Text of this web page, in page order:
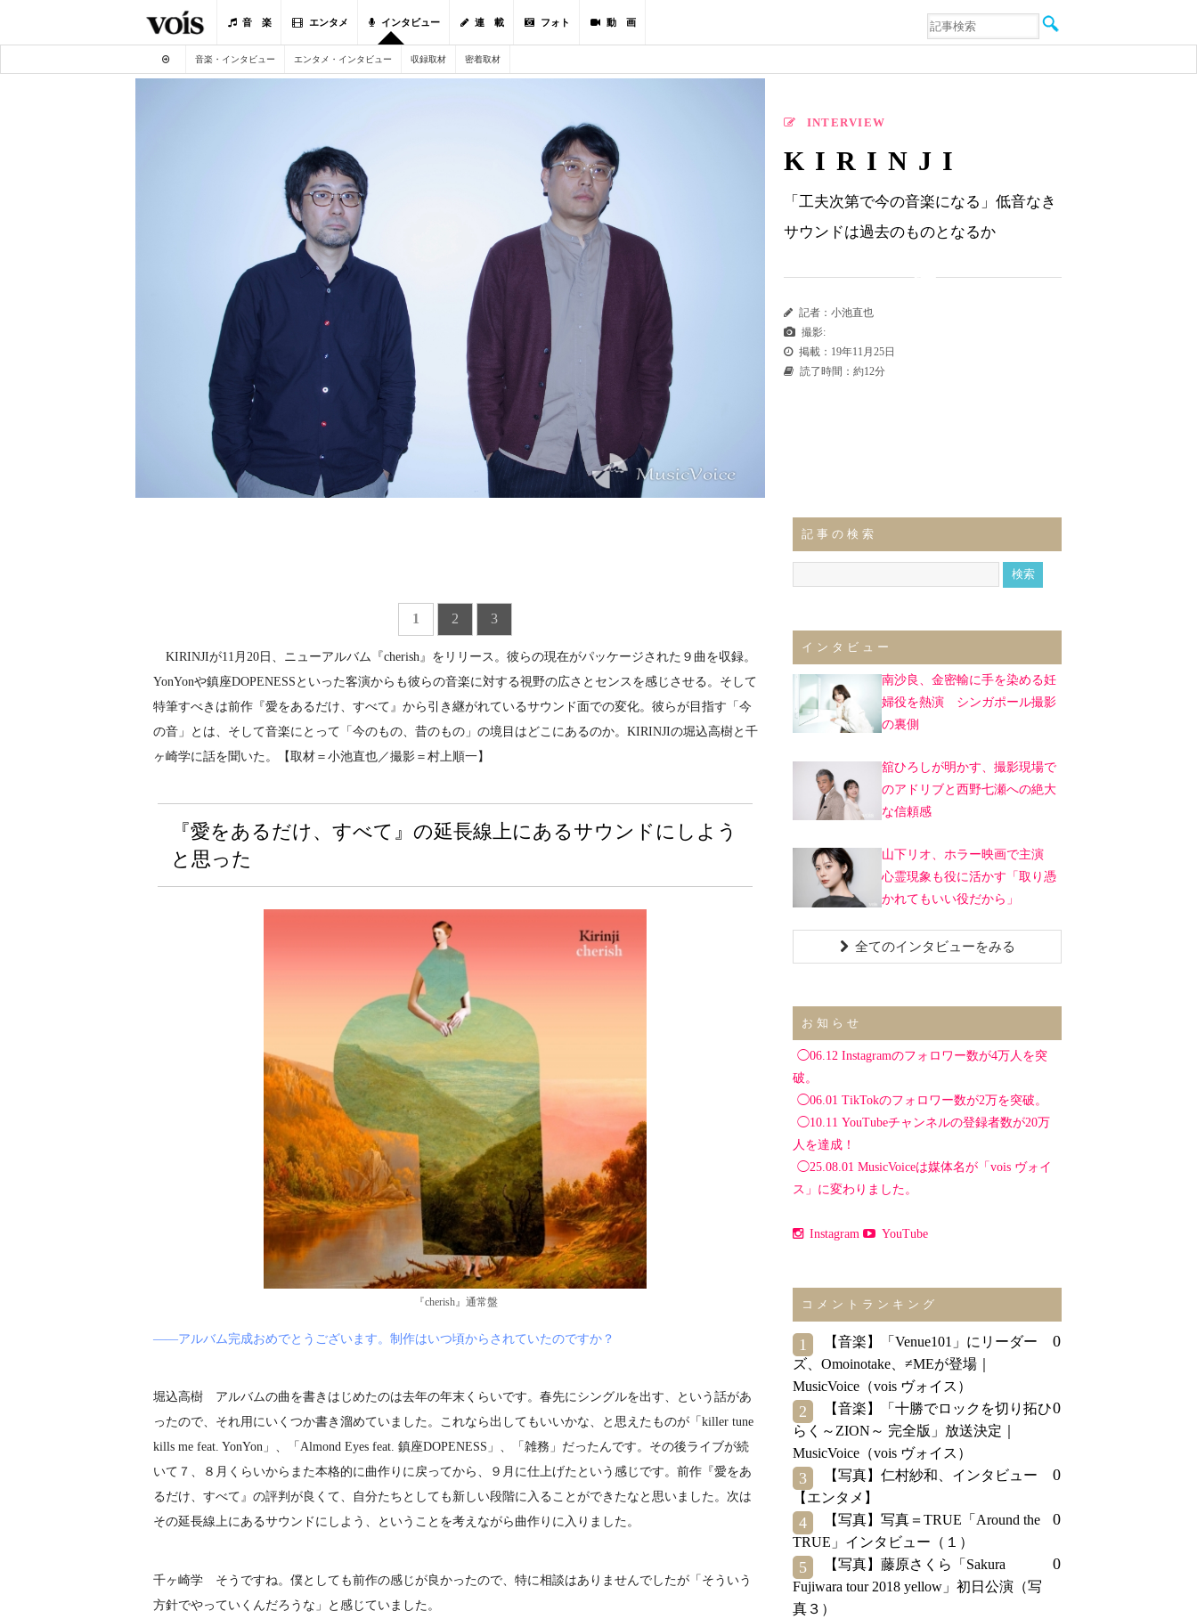
音 楽 エンタメ インタビュー 連 載 フォト 動 画
音楽
エンタメ
音楽・インタビュー エンタメ・インタビュー 収録取材 密着取材
INTERVIEW
KIRINJI
「工夫次第で今の音楽になる」低音なき
サウンドは過去のものとなるか
記者：小池直也
撮影:
掲載：19年11月25日
読了時間：約12分
1 2 3
KIRINJIが11月20日、ニューアルバム『cherish』をリリース。彼らの現在がパッケージされた９曲を収録。
YonYonや鎮座DOPENESSといった客演からも彼らの音楽に対する視野の広さとセンスを感じさせる。そして
特筆すべきは前作『愛をあるだけ、すべて』から引き継がれているサウンド面での変化。彼らが目指す「今
の音」とは、そして音楽にとって「今のもの、昔のもの」の境目はどこにあるのか。KIRINJIの堀込高樹と千
ヶ崎学に話を聞いた。【取材＝小池直也／撮影＝村上順一】
『愛をあるだけ、すべて』の延長線上にあるサウンドにしよう
と思った
『cherish』通常盤
――アルバム完成おめでとうございます。制作はいつ頃からされていたのですか？
堀込高樹 アルバムの曲を書きはじめたのは去年の年末くらいです。春先にシングルを出す、という話があ
ったので、それ用にいくつか書き溜めていました。これなら出してもいいかな、と思えたものが「killer tune
kills me feat. YonYon」、「Almond Eyes feat. 鎮座DOPENESS」、「雑務」だったんです。その後ライブが続
いて７、８月くらいからまた本格的に曲作りに戻ってから、９月に仕上げたという感じです。前作『愛をあ
るだけ、すべて』の評判が良くて、自分たちとしても新しい段階に入ることができたなと思いました。次は
その延長線上にあるサウンドにしよう、ということを考えながら曲作りに入りました。
千ヶ崎学 そうですね。僕としても前作の感じが良かったので、特に相談はありませんでしたが「そういう
方針でやっていくんだろうな」と感じていました。
記事の検索
インタビュー
南沙良、金密輸に手を染める妊
婦役を熱演 シンガポール撮影
の裏側
舘ひろしが明かす、撮影現場で
のアドリブと西野七瀬への絶大
な信頼感
山下リオ、ホラー映画で主演
心霊現象も役に活かす「取り憑
かれてもいい役だから」
全てのインタビューをみる
お知らせ
◯06.12 Instagramのフォロワー数が4万人を突
破。
◯06.01 TikTokのフォロワー数が2万を突破。
◯10.11 YouTubeチャンネルの登録者数が20万
人を達成！
◯25.08.01 MusicVoiceは媒体名が「vois ヴォイ
ス」に変わりました。
Instagram YouTube
コメントランキング
1
【音楽】「Venue101」にリーダー
ズ、Omoinotake、≠MEが登場｜
MusicVoice（vois ヴォイス）
0
2
【音楽】「十勝でロックを切り拓ひ
らく～ZION～ 完全版」放送決定｜
MusicVoice（vois ヴォイス）
0
3
【写真】仁村紗和、インタビュー
【エンタメ】
0
4
【写真】写真＝TRUE「Around the
TRUE」インタビュー（１）
0
5
【写真】藤原さくら「Sakura
Fujiwara tour 2018 yellow」初日公演（写
真３）
0